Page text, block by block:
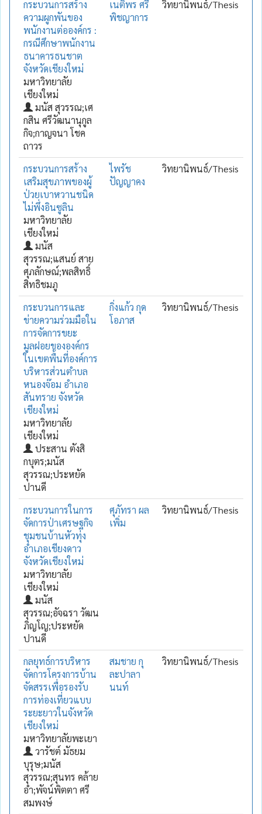
กระบวนการสร้าง
ความผูกพันของ
พนักงานต่อองค์กร :
กรณีศึกษาพนักงาน
ธนาคารธนชาต
จังหวัดเชียงใหม่
มหาวิทยาลัย
เชียงใหม่
มนัส สุวรรณ;เศ
กสิน ศรีวัฒนานุกูล
กิจ;กาญจนา โชค
ถาวร
เนติพร ศรี
พิชญาการ
วิทยานิพนธ์/Thesis
กระบวนการสร้าง
เสริมสุขภาพของผู้
ป่วยเบาหวานชนิด
ไม่พึ่งอินซูลิน
มหาวิทยาลัย
เชียงใหม่
มนัส
สุวรรณ;แสนย์ สาย
ศุภลักษณ์;พลสิทธิ์
สิทธิชมภู
ไพรัช
ปัญญาคง
วิทยานิพนธ์/Thesis
กระบวนการและ
ข่ายความร่วมมือใน
การจัดการขยะ
มูลฝอยขององค์กร
ในเขตพื้นที่องค์การ
บริหารส่วนตำบล
หนองจ๊อม อำเภอ
สันทราย จังหวัด
เชียงใหม่
มหาวิทยาลัย
เชียงใหม่
ประสาน ตังสิ
กบุตร;มนัส
สุวรรณ;ประหยัด
ปานดี
กิ่งแก้ว กุด
โอภาส
วิทยานิพนธ์/Thesis
กระบวนการในการ
จัดการป่าเศรษฐกิจ
ชุมชนบ้านหัวทุ่ง
อำเภอเชียงดาว
จังหวัดเชียงใหม่
มหาวิทยาลัย
เชียงใหม่
มนัส
สุวรรณ;อัจฉรา วัฒน
ภิญโญ;ประหยัด
ปานดี
ศุภัทรา ผล
เพิ่ม
วิทยานิพนธ์/Thesis
กลยุทธ์การบริหาร
จัดการโครงการบ้าน
จัดสรรเพื่อรองรับ
การท่องเที่ยวแบบ
ระยะยาวในจังหวัด
เชียงใหม่
มหาวิทยาลัยพะเยา
วารัชต์ มัธยม
บุรุษ;มนัส
สุวรรณ;สุนทร คล้าย
อ่ำ;พัจน์พิตตา ศรี
สมพงษ์
สมชาย กุ
ละปาลา
นนท์
วิทยานิพนธ์/Thesis